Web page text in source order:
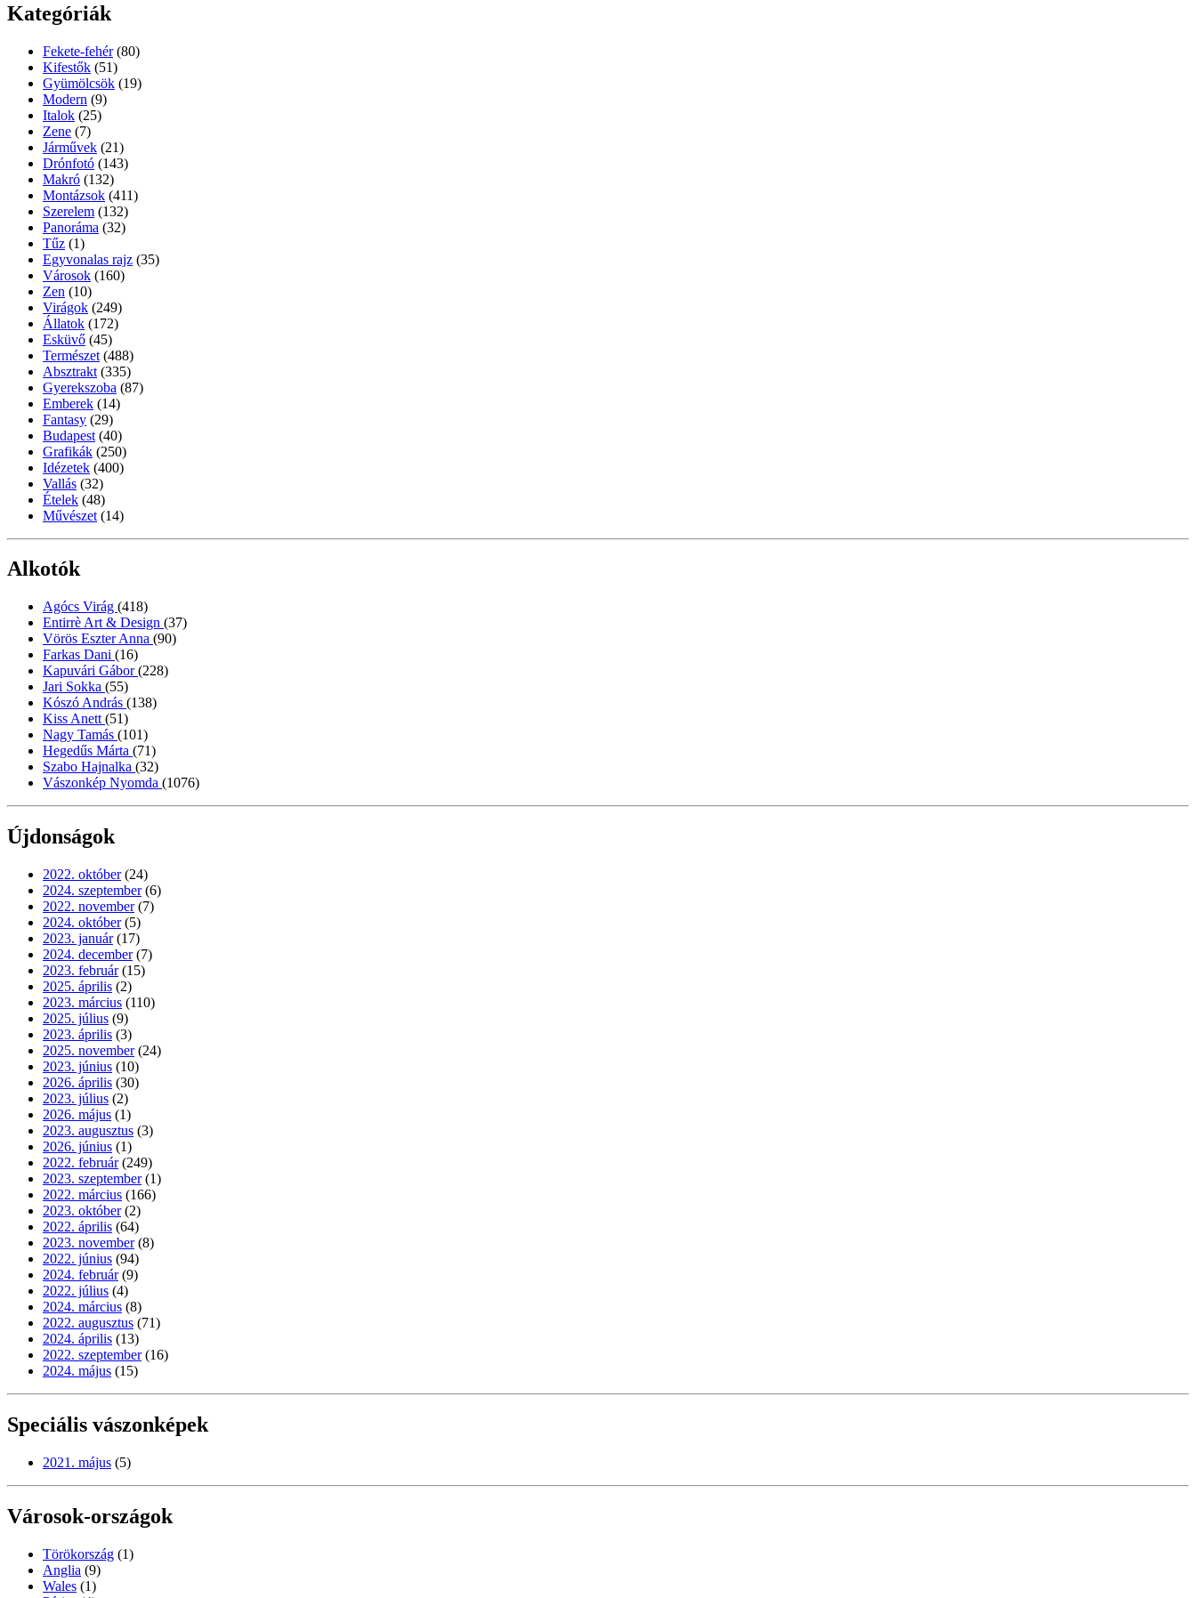
Kategóriák
Fekete-fehér (80)
Kifestők (51)
Gyümölcsök (19)
Modern (9)
Italok (25)
Zene (7)
Járművek (21)
Drónfotó (143)
Makró (132)
Montázsok (411)
Szerelem (132)
Panoráma (32)
Tűz (1)
Egyvonalas rajz (35)
Városok (160)
Zen (10)
Virágok (249)
Állatok (172)
Esküvő (45)
Természet (488)
Absztrakt (335)
Gyerekszoba (87)
Emberek (14)
Fantasy (29)
Budapest (40)
Grafikák (250)
Idézetek (400)
Vallás (32)
Ételek (48)
Művészet (14)
Alkotók
Agócs Virág (418)
Entirrè Art & Design (37)
Vörös Eszter Anna (90)
Farkas Dani (16)
Kapuvári Gábor(228)
Jari Sokka (55)
Kószó András (138)
Kiss Anett (51)
Nagy Tamás (101)
Hegedűs Márta (71)
Szabo Hajnalka (32)
Vászonkép Nyomda (1076)
Újdonságok
2022. október (24)
2024. szeptember (6)
2022. november (7)
2024. október (5)
2023. január (17)
2024. december (7)
2023. február (15)
2025. április (2)
2023. március (110)
2025. július (9)
2023. április (3)
2025. november (24)
2023. június (10)
2026. április (30)
2023. július (2)
2026. május (1)
2023. augusztus (3)
2026. június (1)
2022. február (249)
2023. szeptember (1)
2022. március (166)
2023. október (2)
2022. április (64)
2023. november (8)
2022. június (94)
2024. február (9)
2022. július (4)
2024. március (8)
2022. augusztus (71)
2024. április (13)
2022. szeptember (16)
2024. május (15)
Speciális vászonképek
2021. május (5)
Városok-országok
Törökország (1)
Anglia (9)
Wales (1)